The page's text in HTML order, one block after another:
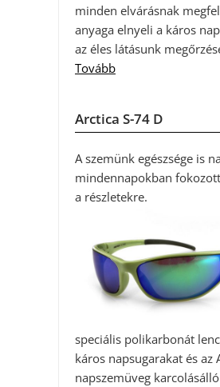
minden elvárásnak
anyaga elnyeli a káros
az éles látásunk
Tovább
Arctica S-74 D
A szemünk egészsége is
mindennapokban
a részletekre.
speciális polikarbonát
káros napsugarakat és az
napszemüveg